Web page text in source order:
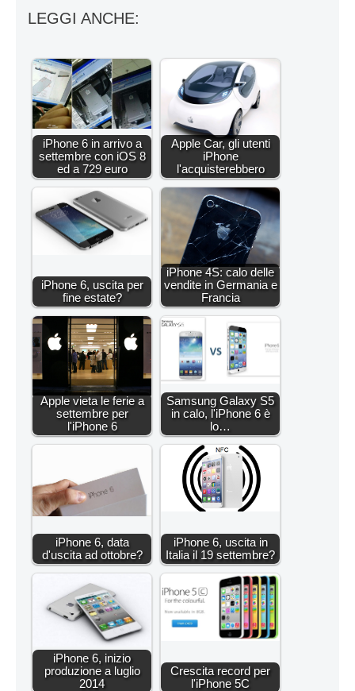
LEGGI ANCHE:
iPhone 6 in arrivo a
settembre con iOS 8
ed a 729 euro
Apple Car, gli utenti
iPhone
l'acquisterebbero
iPhone 6, uscita per
fine estate?
iPhone 4S: calo delle
vendite in Germania e
Francia
Apple vieta le ferie a
settembre per
l'iPhone 6
Samsung Galaxy S5
in calo, l'iPhone 6 è
lo…
iPhone 6, data
d'uscita ad ottobre?
iPhone 6, uscita in
Italia il 19 settembre?
iPhone 6, inizio
produzione a luglio
2014
Crescita record per
l'iPhone 5C